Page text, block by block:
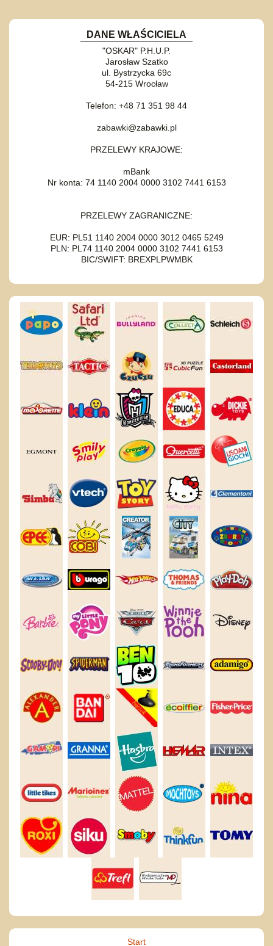
DANE WŁAŚCICIELA
"OSKAR" P.H.U.P.
Jarosław Szatko
ul. Bystrzycka 69c
54-215 Wrocław
Telefon: +48 71 351 98 44
zabawki@zabawki.pl
PRZELEWY KRAJOWE:
mBank
Nr konta: 74 1140 2004 0000 3102 7441 6153
PRZELEWY ZAGRANICZNE:
EUR: PL51 1140 2004 0000 3012 0465 5249
PLN: PL74 1140 2004 0000 3102 7441 6153
BIC/SWIFT: BREXPLPWMBK
Start